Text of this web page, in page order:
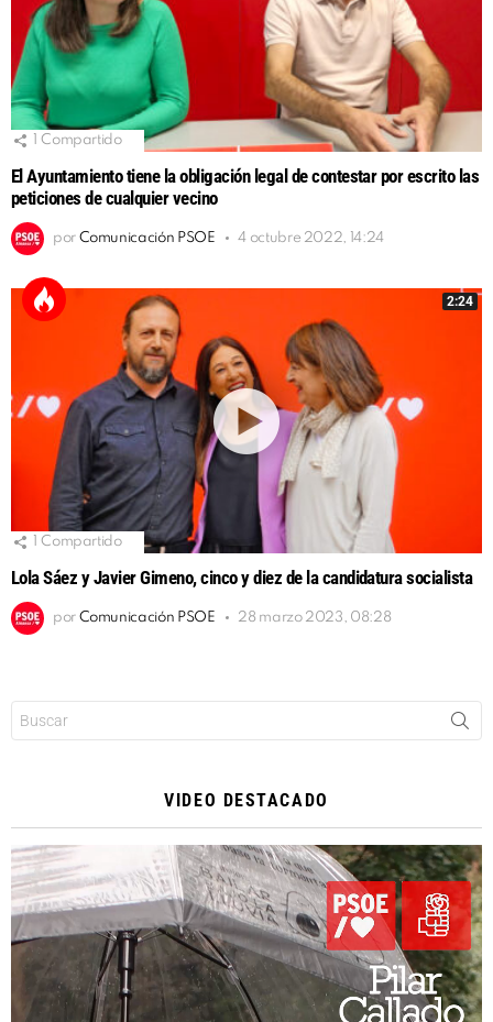
Compartido
El Ayuntamiento tiene la obligación legal de contestar por escrito las
peticiones de cualquier vecino
por Comunicación PSOE 4 octubre 2022, 14:24
2:24
Compartido
Lola Sáez y Javier Gimeno, cinco y diez de la candidatura socialista
por Comunicación PSOE 28 marzo 2023, 08:28
VIDEO DESTACADO
Reproductor
de
vídeo